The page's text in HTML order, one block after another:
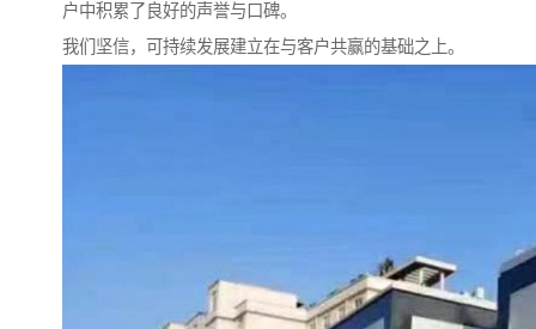
户中积累了良好的声誉与口碑。
我们坚信，可持续发展建立在与客户共赢的基础之上。